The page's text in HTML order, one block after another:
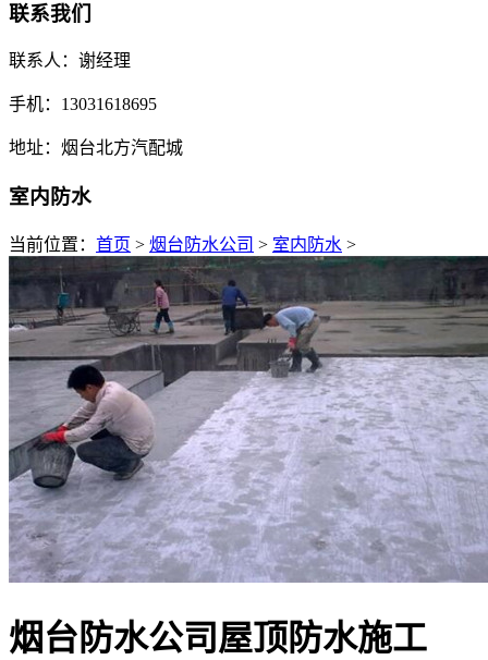
联系我们
联系人：谢经理
手机：13031618695
地址：烟台北方汽配城
室内防水
当前位置： 首页 > 烟台防水公司 > 室内防水 >
烟台防水公司屋顶防水施工